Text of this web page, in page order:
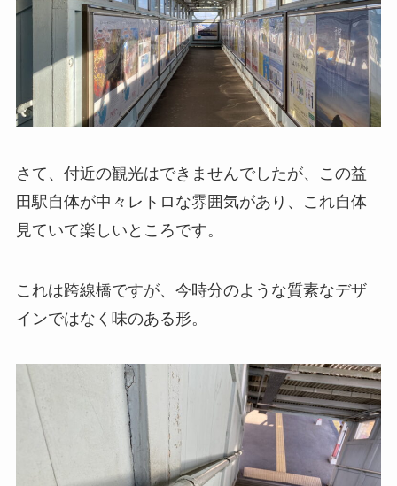
さて、付近の観光はできませんでしたが、この益
田駅自体が中々レトロな雰囲気があり、これ自体
見ていて楽しいところです。
これは跨線橋ですが、今時分のような質素なデザ
インではなく味のある形。